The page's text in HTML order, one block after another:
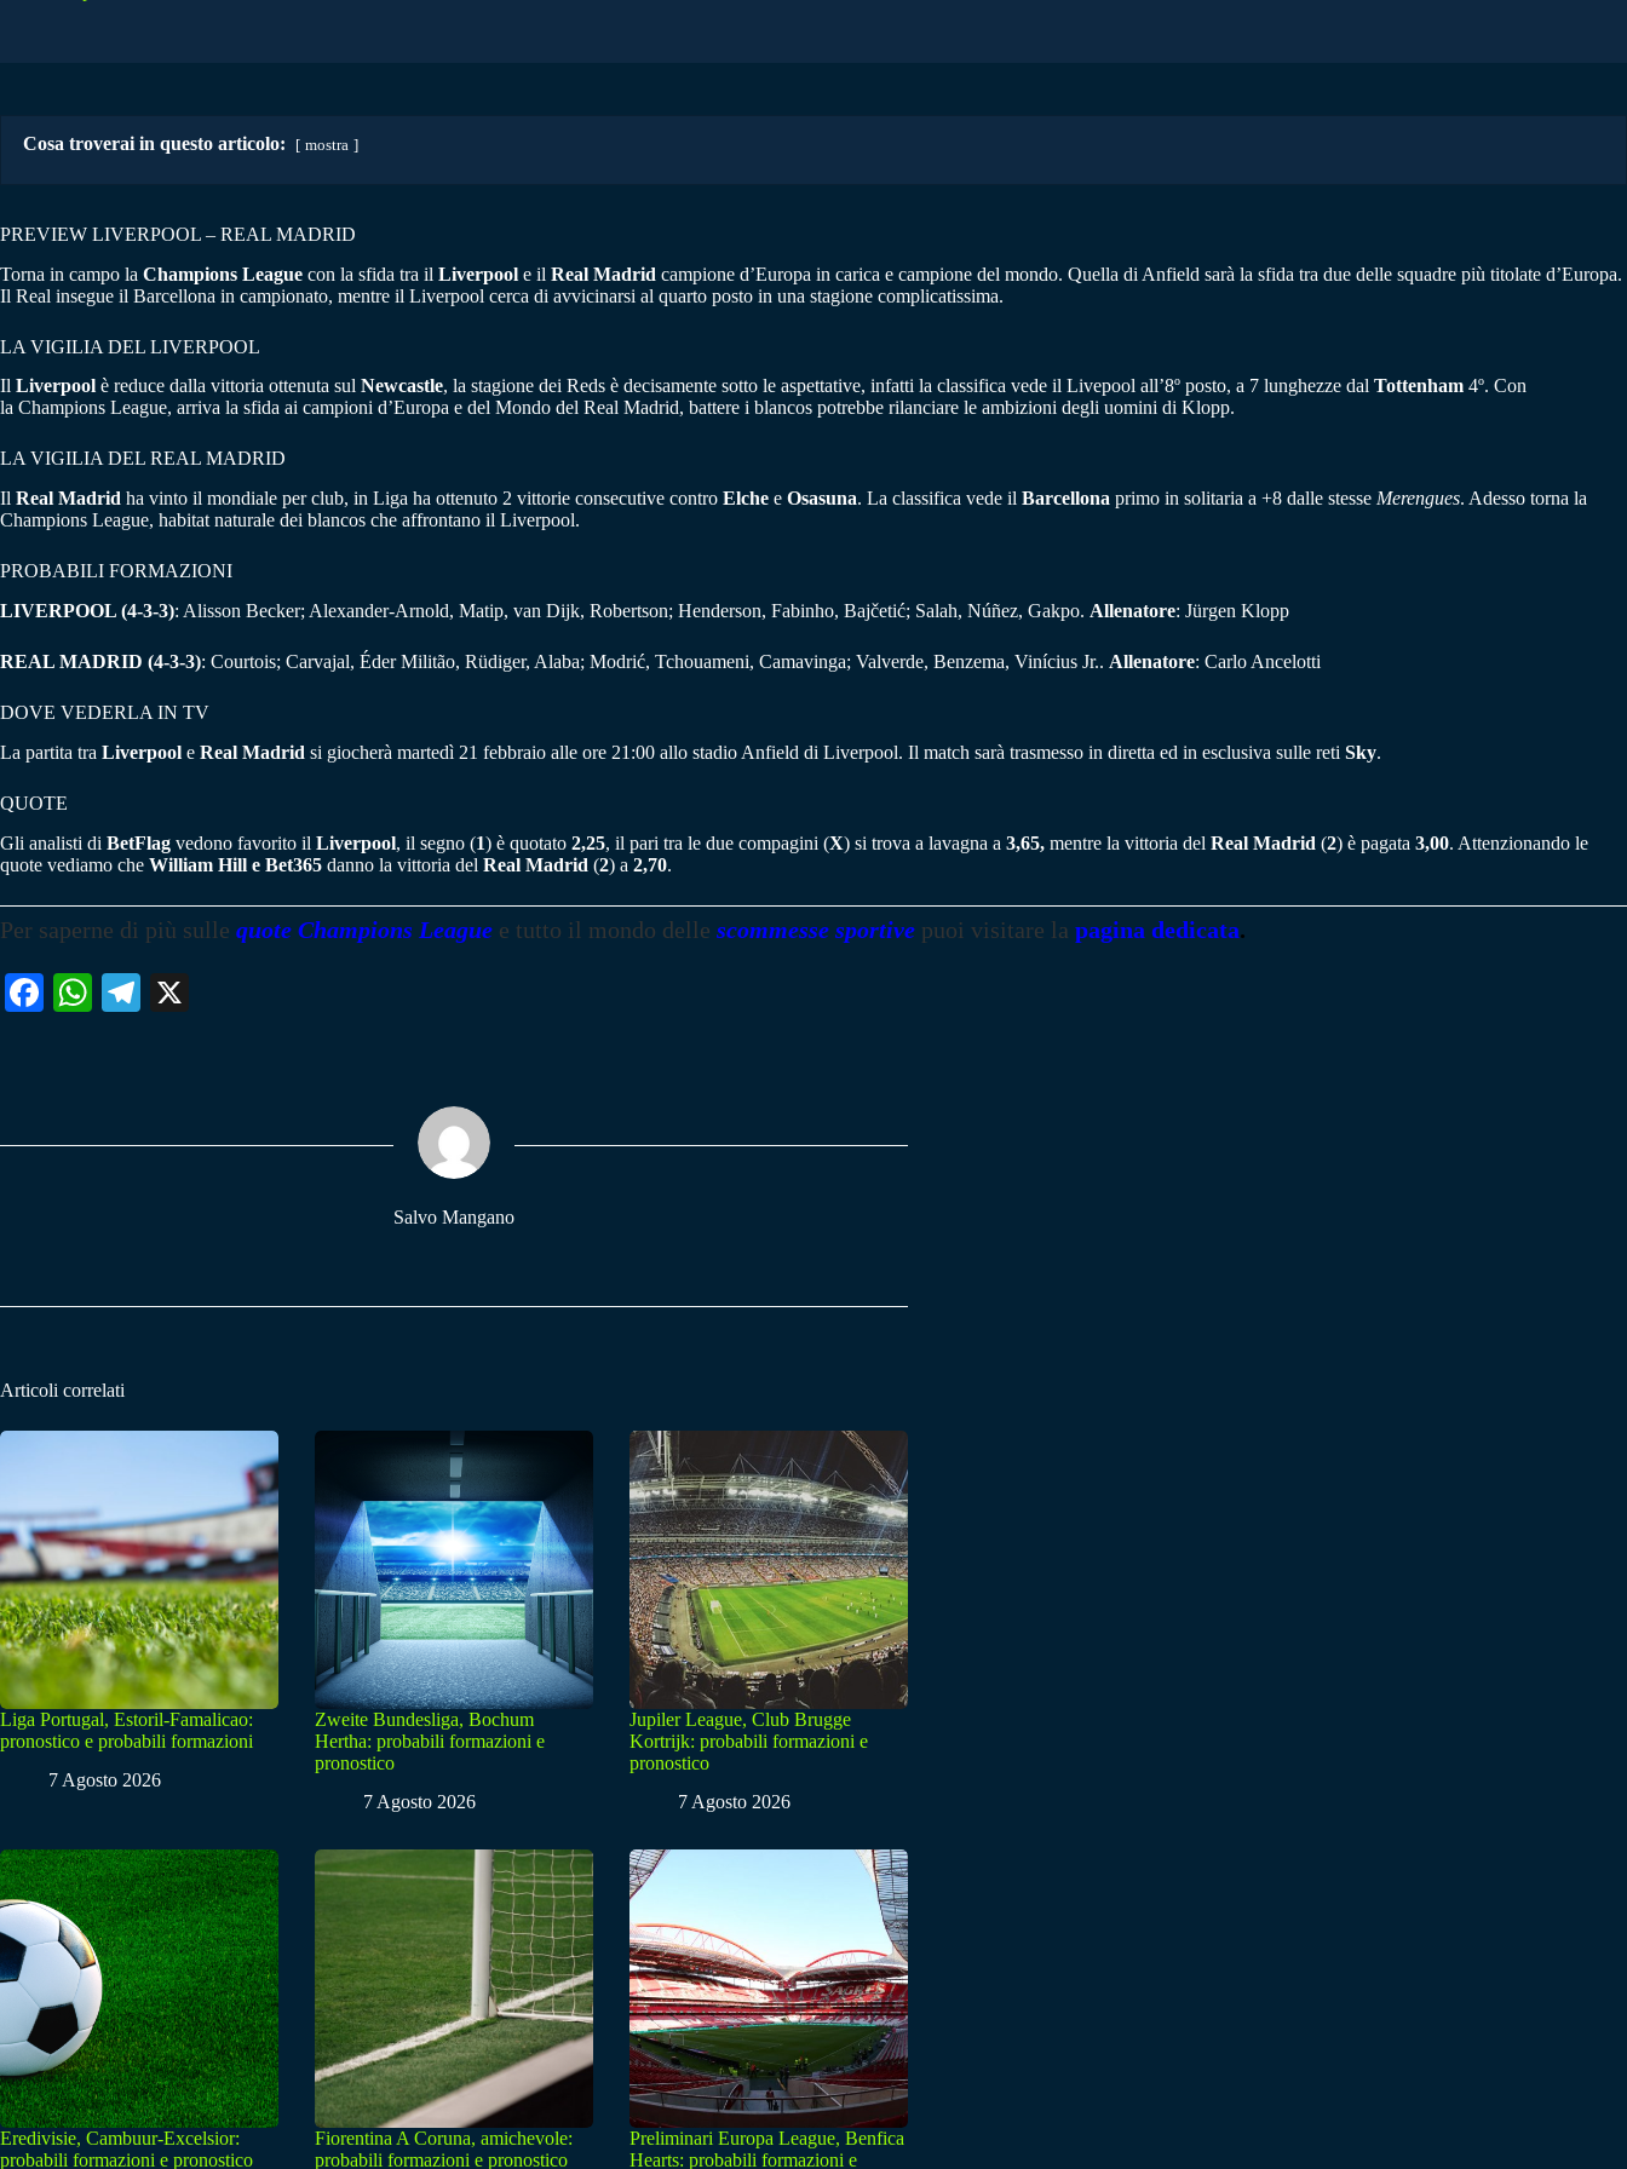
Cosa troverai in questo articolo: mostra
PREVIEW LIVERPOOL – REAL MADRID
Torna in campo la Champions League con la sfida tra il Liverpool e il Real Madrid campione d’Europa in carica e campione del mondo. Quella di Anfield sarà la sfida tra due delle squadre più titolate d’Europa.
Il Real insegue il Barcellona in campionato, mentre il Liverpool cerca di avvicinarsi al quarto posto in una stagione complicatissima.
LA VIGILIA DEL LIVERPOOL
Il Liverpool è reduce dalla vittoria ottenuta sul Newcastle, la stagione dei Reds è decisamente sotto le aspettative, infatti la classifica vede il Livepool all’8º posto, a 7 lunghezze dal Tottenham 4º. Con
la Champions League, arriva la sfida ai campioni d’Europa e del Mondo del Real Madrid, battere i blancos potrebbe rilanciare le ambizioni degli uomini di Klopp.
LA VIGILIA DEL REAL MADRID
Il Real Madrid ha vinto il mondiale per club, in Liga ha ottenuto 2 vittorie consecutive contro Elche e Osasuna. La classifica vede il Barcellona primo in solitaria a +8 dalle stesse Merengues. Adesso torna la
Champions League, habitat naturale dei blancos che affrontano il Liverpool.
PROBABILI FORMAZIONI
LIVERPOOL (4-3-3): Alisson Becker; Alexander-Arnold, Matip, van Dijk, Robertson; Henderson, Fabinho, Bajčetić; Salah, Núñez, Gakpo. Allenatore: Jürgen Klopp
REAL MADRID (4-3-3): Courtois; Carvajal, Éder Militão, Rüdiger, Alaba; Modrić, Tchouameni, Camavinga; Valverde, Benzema, Vinícius Jr.. Allenatore: Carlo Ancelotti
DOVE VEDERLA IN TV
La partita tra Liverpool e Real Madrid si giocherà martedì 21 febbraio alle ore 21:00 allo stadio Anfield di Liverpool. Il match sarà trasmesso in diretta ed in esclusiva sulle reti Sky.
QUOTE
Gli analisti di BetFlag vedono favorito il Liverpool, il segno (1) è quotato 2,25, il pari tra le due compagini (X) si trova a lavagna a 3,65, mentre la vittoria del Real Madrid (2) è pagata 3,00. Attenzionando le
quote vediamo che William Hill e Bet365 danno la vittoria del Real Madrid (2) a 2,70.
Per saperne di più sulle quote Champions League e tutto il mondo delle scommesse sportive puoi visitare la pagina dedicata.
Fa W
pp
Te
m
Salvo Mangano
Articoli correlati
Liga Portugal, Estoril-Famalicao:
pronostico e probabili formazioni
7 Agosto 2026
Zweite Bundesliga, Bochum
Hertha: probabili formazioni e
pronostico
7 Agosto 2026
Jupiler League, Club Brugge
Kortrijk: probabili formazioni e
pronostico
7 Agosto 2026
Eredivisie, Cambuur-Excelsior:
probabili formazioni e pronostico
Fiorentina A Coruna, amichevole:
probabili formazioni e pronostico
Preliminari Europa League, Benfica
Hearts: probabili formazioni e